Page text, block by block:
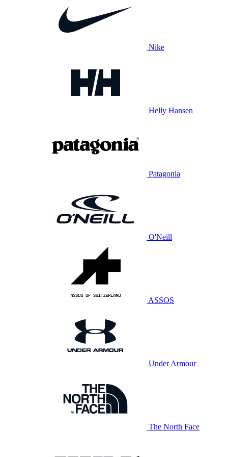
Nike
Helly Hansen
Patagonia
O'Neill
ASSOS
Under Armour
The North Face